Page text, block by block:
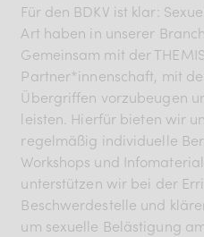
Für den BDKV ist klar:
Art haben in unserer
Gemeinsam mit der
Partner*innenschaft, mit
Übergriffen vorzubeugen
leisten. Hierfür bieten wir
regelmäßig individuelle
Workshops und
unterstützen wir bei der
Beschwerdestelle und
um sexuelle Belästigung